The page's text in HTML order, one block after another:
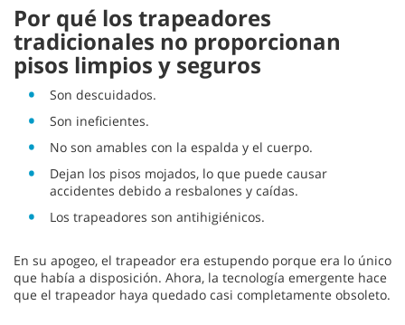
Por qué los trapeadores
tradicionales no proporcionan
pisos limpios y seguros
Son descuidados.
Son ineficientes.
No son amables con la espalda y el cuerpo.
Dejan los pisos mojados, lo que puede causar
accidentes debido a resbalones y caídas.
Los trapeadores son antihigiénicos.
En su apogeo, el trapeador era estupendo porque era lo único
que había a disposición. Ahora, la tecnología emergente hace
que el trapeador haya quedado casi completamente obsoleto.